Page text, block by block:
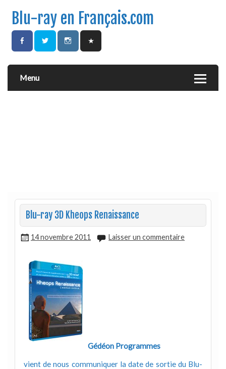
Blu-ray en Français.com
Menu
Blu-ray 3D Kheops Renaissance
14 novembre 2011 Laisser un commentaire
Gédéon Programmes
vient de nous communiquer la date de sortie du Blu-